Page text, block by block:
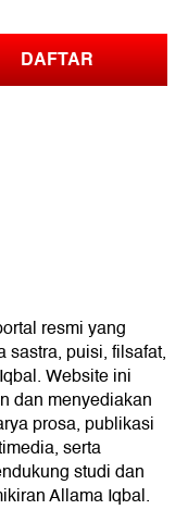
DAFTAR
resmi yang
sastra, puisi, filsafat,
Website ini
dan menyediakan
prosa, publikasi
serta
studi dan
Allama Iqbal.